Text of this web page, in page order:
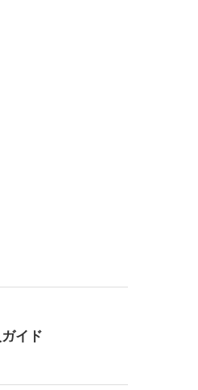
イド